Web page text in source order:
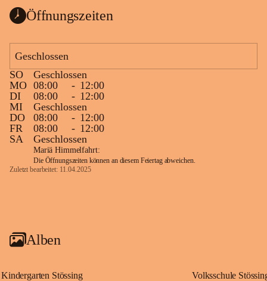
Öffnungszeiten
Geschlossen
SO
Geschlossen
MO 08:00 - 12:00
DI
08:00 - 12:00
MI
Geschlossen
DO
08:00 - 12:00
FR
08:00 - 12:00
SA
Geschlossen
Mariä Himmelfahrt:
Die Öffnungszeiten können an diesem Feiertag abweichen.
Zuletzt bearbeitet: 11.04.2025
Alben
Kindergarten Stössing Volksschule